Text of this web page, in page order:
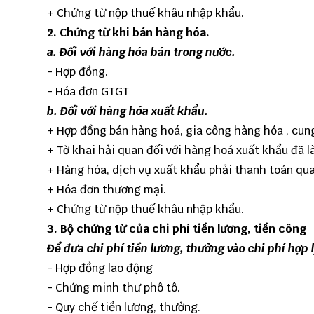
+ Chứng từ nộp thuế khâu nhập khẩu.
2. Chứng từ khi bán hàng hóa.
a. Đối với hàng hóa bán trong nước.
- Hợp đồng.
- Hóa đơn GTGT
b. Đối với hàng hóa xuất khẩu.
+ Hợp đồng bán hàng hoá, gia công hàng hóa ,
+ Tờ khai hải quan đối với hàng hoá xuất khẩu đã
+ Hàng hóa, dịch vụ xuất khẩu phải thanh toán
+ Hóa đơn thương mại.
+ Chứng từ nộp thuế khâu nhập khẩu.
3. Bộ chứng từ của chi phí tiền lương, tiền công
Để đưa chi phí tiền lương, thưởng vào chi phí hợp
- Hợp đồng lao động
- Chứng minh thư phô tô.
- Quy chế tiền lương, thưởng.